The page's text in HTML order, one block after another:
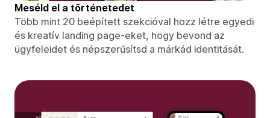
Meséld el a történetedet
Több mint 20 beépített szekcióval hozz létre egyedi
és kreatív landing page-eket, hogy bevond az
ügyfeleidet és népszerűsítsd a márkád identitását.